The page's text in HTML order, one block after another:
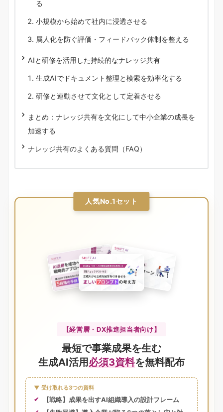
る
小規模から始めて社内に浸透させる
属人化を防ぐ評価・フィードバック体制を整える
AIと研修を活用した持続的なナレッジ共有
生成AIでドキュメント整理と検索を効率化する
研修と連動させて文化として定着させる
まとめ：ナレッジ共有を文化にして中小企業の成長を
加速する
ナレッジ共有のよくある質問（FAQ）
人気No.1セット
【経営層・DX推進担当者向け】
最短で事業成果を生む
生成AI活用必須3資料を無料配布
▼ 受け取れる3つの資料
【戦略】成果を出すAI組織導入の設計フレーム